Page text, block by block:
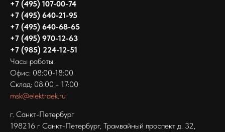
+7 (495) 107-00-74
+7 (495) 640-21-95
+7 (495) 640-68-65
+7 (495) 970-12-63
+7 (985) 224-12-51
Часы работы:
Офис: 08:00-18:00
Склад: 08:00 - 17:00
msk@elektraek.ru
г. Санкт-Петербург
198216 г Санкт-Петербург‚ Трамвайный проспект д. 32,